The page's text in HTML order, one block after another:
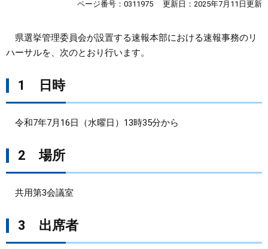
教育・文化・スポーツ
しごと・産業・観光
県政情報
ページ番号：0311975 更新日：2025年7月11日更新
県選挙管理委員会が設置する速報本部における速報事務のリ
ハーサルを、次のとおり行います。
1 日時
令和7年7月16日（水曜日）13時35分から
2 場所
共用第3会議室
3 出席者